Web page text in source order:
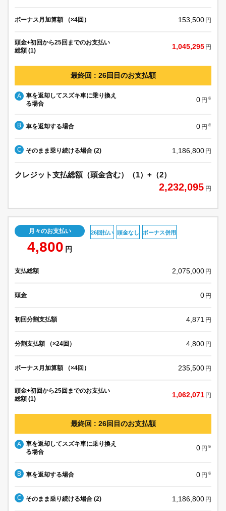
ボーナス月加算額 （×4回） 153,500 円
頭金+初回から25回までのお支払い
総額 (1)
1,045,295 円
最終回 : 26回目のお支払額
A
車を返却してスズキ車に乗り換え
る場合
0 円 ※
B 車を返却する場合 0 円 ※
C そのまま乗り続ける場合 (2) 1,186,800 円
クレジット支払総額（頭金含む）（1）+（2）
2,232,095 円
月々のお支払い
4,800 円
26回払い 頭金なし ボーナス併用
支払総額 2,075,000 円
頭金 0 円
初回分割支払額 4,871 円
分割支払額 （×24回） 4,800 円
ボーナス月加算額 （×4回） 235,500 円
頭金+初回から25回までのお支払い
総額 (1)
1,062,071 円
最終回 : 26回目のお支払額
A
車を返却してスズキ車に乗り換え
る場合
0 円 ※
B 車を返却する場合 0 円 ※
C そのまま乗り続ける場合 (2) 1,186,800 円